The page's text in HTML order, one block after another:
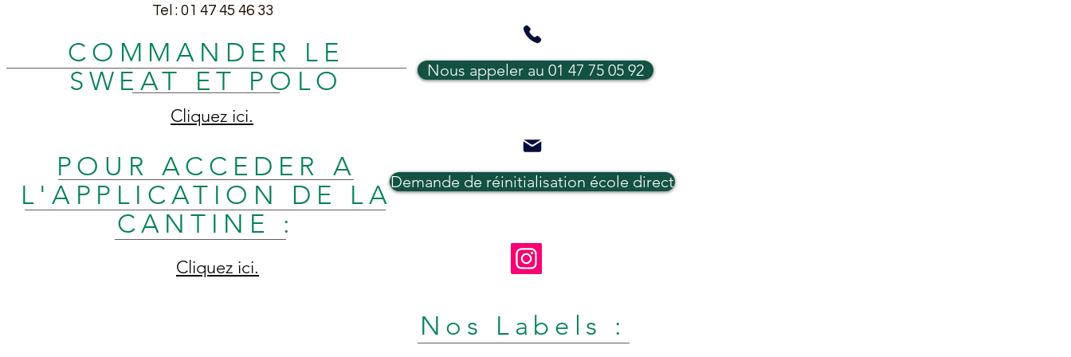
Tel : 01 47 45 46 33
COMMANDER LE
SWEAT ET POLO
Nous appeler au 01 47 75 05 92
Cliquez ici.
POUR ACCEDER A
L'APPLICATION DE LA
CANTINE :
Demande de réinitialisation école direct
Cliquez ici.
Nos Labels :